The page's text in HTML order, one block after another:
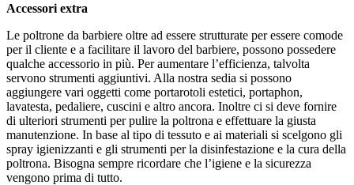
Accessori extra
Le poltrone da barbiere oltre ad essere strutturate per essere comode
per il cliente e a facilitare il lavoro del barbiere, possono possedere
qualche accessorio in più. Per aumentare l’efficienza, talvolta
servono strumenti aggiuntivi. Alla nostra sedia si possono
aggiungere vari oggetti come portarotoli estetici, portaphon,
lavatesta, pedaliere, cuscini e altro ancora. Inoltre ci si deve fornire
di ulteriori strumenti per pulire la poltrona e effettuare la giusta
manutenzione. In base al tipo di tessuto e ai materiali si scelgono gli
spray igienizzanti e gli strumenti per la disinfestazione e la cura della
poltrona. Bisogna sempre ricordare che l’igiene e la sicurezza
vengono prima di tutto.